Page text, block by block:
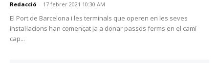
Redacció - 17 febrer 2021 10:30 AM
El Port de Barcelona i les terminals que operen en les seves
instal·lacions han començat ja a donar passos ferms en el camí
cap...